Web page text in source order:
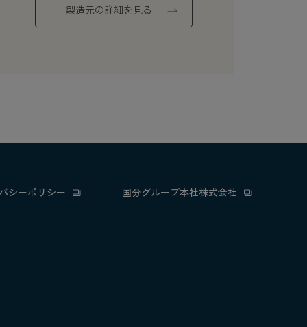
製造元の詳細を見る
シーポリシー 国分グループ本社株式会社